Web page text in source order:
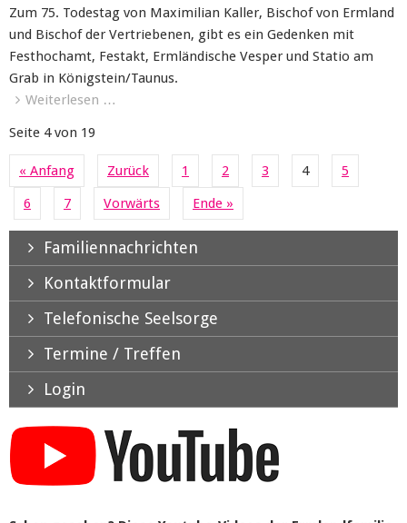
Zum 75. Todestag von Maximilian Kaller, Bischof von Ermland
und Bischof der Vertriebenen, gibt es ein Gedenken mit
Festhochamt, Festakt, Ermländische Vesper und Statio am
Grab in Königstein/Taunus.
Weiterlesen …
Seite 4 von 19
« Anfang Zurück 1 2 3 4
5
6
7 Vorwärts Ende »
Familiennachrichten
Kontaktformular
Telefonische Seelsorge
Termine / Treffen
Login